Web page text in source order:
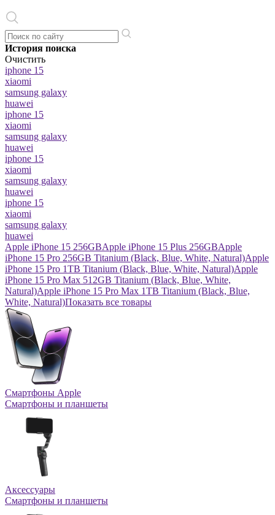
История поиска
Очистить
iphone 15
xiaomi
samsung galaxy
huawei
iphone 15
xiaomi
samsung galaxy
huawei
iphone 15
xiaomi
samsung galaxy
huawei
iphone 15
xiaomi
samsung galaxy
huawei
Apple iPhone 15 256GBApple iPhone 15 Plus 256GBApple
iPhone 15 Pro 256GB Titanium (Black, Blue, White, Natural)Apple
iPhone 15 Pro 1TB Titanium (Black, Blue, White, Natural)Apple
iPhone 15 Pro Max 512GB Titanium (Black, Blue, White,
Natural)Apple iPhone 15 Pro Max 1TB Titanium (Black, Blue,
White, Natural)Показать все товары
Смартфоны Apple
Смартфоны и планшеты
Аксессуары
Смартфоны и планшеты